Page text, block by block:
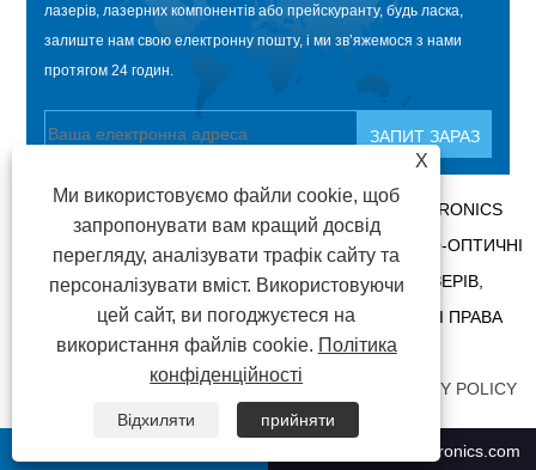
лазерів, лазерних компонентів або прейскуранту, будь ласка,
залиште нам свою електронну пошту, і ми зв’яжемося з нами
протягом 24 годин.
АВТОРСЬКЕ ПРАВО @ 2020 SHENZHEN BOX OPTRONICS
TECHNOLOGY CO., LTD. – КИТАЙСЬКІ ВОЛОКОННО-ОПТИЧНІ
МОДУЛІ, ВИРОБНИКИ ОПТОВОЛОКОННИХ ЛАЗЕРІВ,
ПОСТАЧАЛЬНИКИ ЛАЗЕРНИХ КОМПОНЕНТІВ. УСІ ПРАВА
ЗАХИЩЕНО.
|SITEMAP|RSS| PRIVACY POLICY
X
Ми використовуємо файли cookie, щоб
запропонувати вам кращий досвід
перегляду, аналізувати трафік сайту та
персоналізувати вміст. Використовуючи
цей сайт, ви погоджуєтеся на
використання файлів cookie. Політика
конфіденційності
Відхиляти
прийняти
ricky01@boxoptronics.com